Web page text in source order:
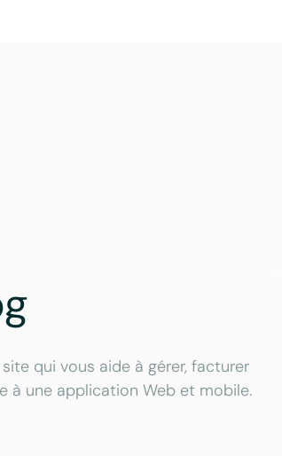
qui vous aide à gérer, facturer
à une application Web et mobile.